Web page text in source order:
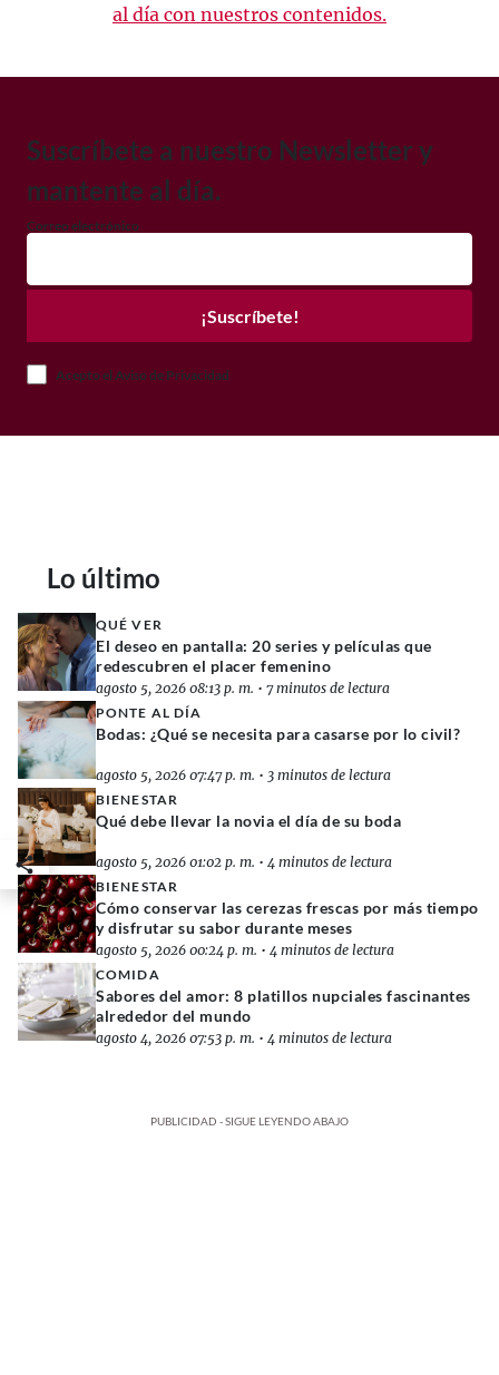
al día con nuestros contenidos.
Suscríbete a nuestro Newsletter y
mantente al día.
Correo electrónico
¡Suscríbete!
Acepto el Aviso de Privacidad
Lo último
QUÉ VER
El deseo en pantalla: 20 series y películas que
redescubren el placer femenino
agosto 5, 2026 08:13 p. m. • 7 minutos de lectura
PONTE AL DÍA
Bodas: ¿Qué se necesita para casarse por lo civil?
agosto 5, 2026 07:47 p. m. • 3 minutos de lectura
BIENESTAR
Qué debe llevar la novia el día de su boda
agosto 5, 2026 01:02 p. m. • 4 minutos de lectura
BIENESTAR
Cómo conservar las cerezas frescas por más tiempo
y disfrutar su sabor durante meses
agosto 5, 2026 00:24 p. m. • 4 minutos de lectura
COMIDA
Sabores del amor: 8 platillos nupciales fascinantes
alrededor del mundo
agosto 4, 2026 07:53 p. m. • 4 minutos de lectura
PUBLICIDAD - SIGUE LEYENDO ABAJO